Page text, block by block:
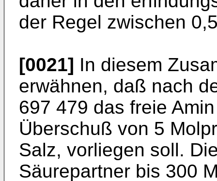
der Regel zwischen
[0021] In diesem
erwähnen, daß nach
697 479 das freie
Überschuß von 5
Salz, vorliegen soll.
Säurepartner bis 300